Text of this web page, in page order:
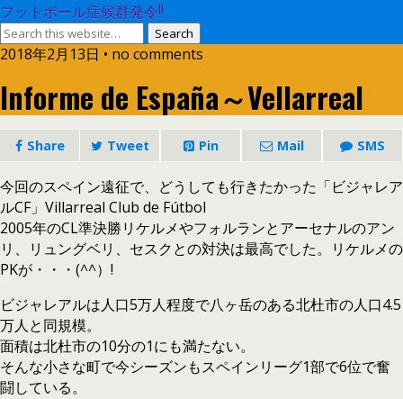
フットボール症候群発令!!
2018年2月13日 • no comments
Informe de España～Vellarreal
Share Tweet Pin Mail SMS
今回のスペイン遠征で、どうしても行きたかった「ビジャレア
ルCF」Villarreal Club de Fútbol
2005年のCL準決勝リケルメやフォルランとアーセナルのアン
リ、リュングベリ、セスクとの対決は最高でした。リケルメの
PKが・・・(^^）!
ビジャレアルは人口5万人程度で八ヶ岳のある北杜市の人口4.5
万人と同規模。
面積は北杜市の10分の1にも満たない。
そんな小さな町で今シーズンもスペインリーグ1部で6位で奮
闘している。